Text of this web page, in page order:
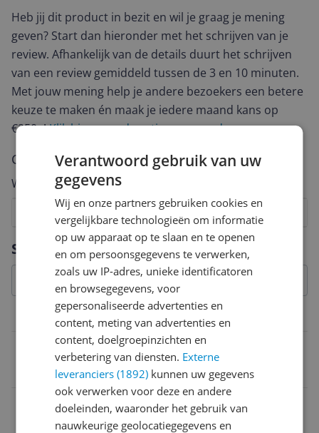
Specificaties
Overige kenmerken
Product diepte
Verpakking breedte
Heb jij dit product in bezit en wil je graag je mening
geven? Start dan hieronder met het schrijven van je
review. Afhankelijk van de details duurt het schrijven
van een review gemiddeld tussen de 3 en 10 minuten.
Met jouw mening help je andere bezoekers een betere
keuze te maken én maak je iedere maand kans op
€250,-!Klik hier voor de actievoorwaarden.
Cijfer
Welk cijfer geef jij dit product?
4
3
Vraag 1 van 4
Verantwoord gebruik van uw
gegevens
Wij en onze partners gebruiken cookies en
vergelijkbare technologieën om informatie
op uw apparaat op te slaan en te openen
en om persoonsgegevens te verwerken,
zoals uw IP-adres, unieke identificatoren
en browsegegevens, voor
gepersonaliseerde advertenties en
content, meting van advertenties en
content, doelgroepinzichten en
verbetering van diensten. Externe
leveranciers (1892) kunnen uw gegevens
ook verwerken voor deze en andere
doeleinden, waaronder het gebruik van
nauwkeurige geolocatiegegevens en